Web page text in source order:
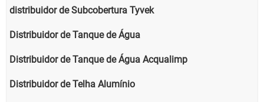
distribuidor de Subcobertura Tyvek
Distribuidor de Tanque de Água
Distribuidor de Tanque de Água Acqualimp
Distribuidor de Telha Alumínio